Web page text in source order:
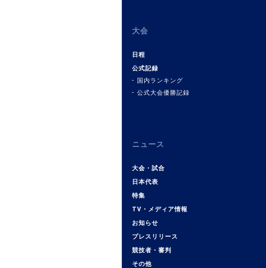
大会
日程
公式記録
国内ランキング
公式大会優勝記録
ニュース
大会・試合
日本代表
特集
TV・メディア情報
お知らせ
プレスリリース
競技者・審判
その他